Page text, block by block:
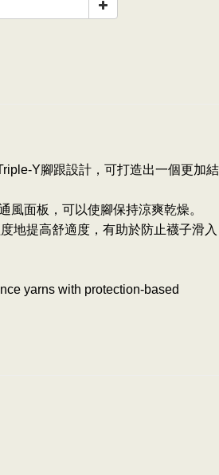
Y腳跟設計，可打造出一個更加結
風面板，可以使腳保持涼爽乾燥。
地提高舒適度，有助於防止襪子滑入
yarns with protection-based